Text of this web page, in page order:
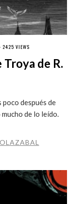
· 2425 VIEWS
Troya de R.
después de
de lo leído.